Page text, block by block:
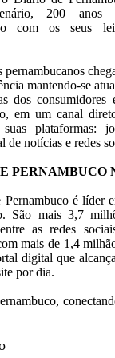
200 anos
com os seus
mantendo-se
dos
em um canal
plataformas:
de notícias e redes
PERNAMBUCO
é líder
São mais 3,7
as redes
mais de 1,4
digital que
por dia.